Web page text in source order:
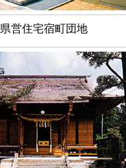
県営住宅宿町団地